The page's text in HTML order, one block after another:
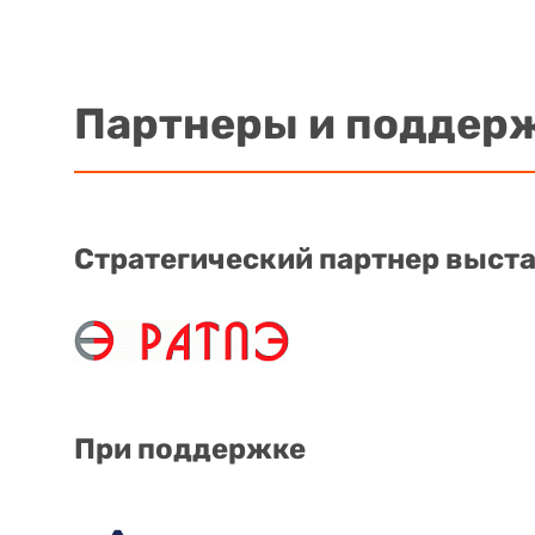
Партнеры и
Стратегический партнер
При поддержке